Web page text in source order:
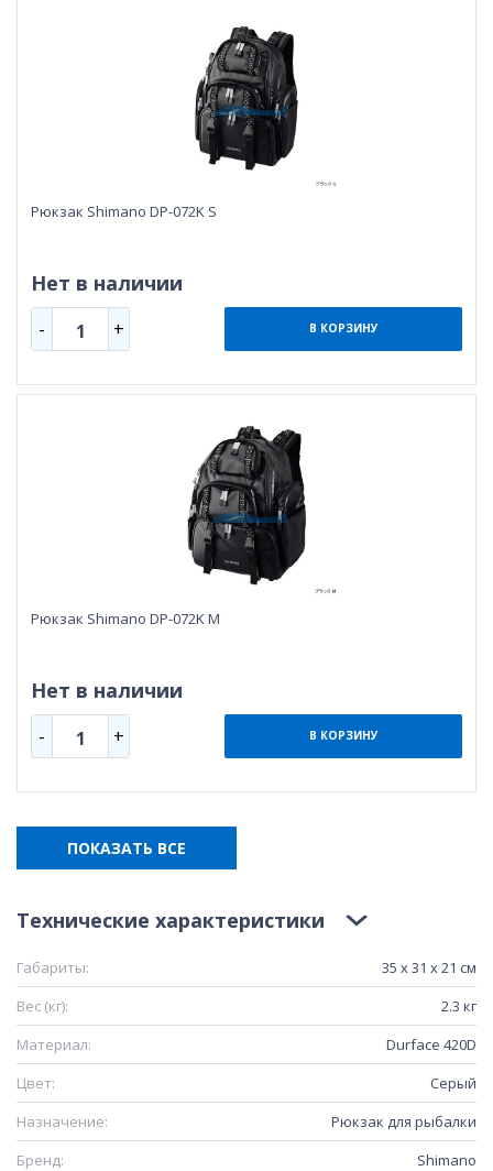
Рюкзак Shimano DP-072K S
Нет в наличии
- 1 + В КОРЗИНУ
Рюкзак Shimano DP-072K M
Нет в наличии
- 1 + В КОРЗИНУ
ПОКАЗАТЬ ВСЕ
Технические характеристики
Габариты:
35 x 31 x 21 см
Вес (кг):
2.3 кг
Материал:
Durface 420D
Цвет:
Серый
Назначение:
Рюкзак для рыбалки
Бренд:
Shimano